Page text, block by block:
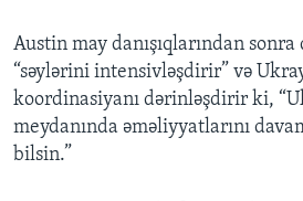
Austin may danışıqlarından
“səylərini intensivləşdirir” və
koordinasiyanı dərinləşdirir ki,
meydanında əməliyyatlarını
bilsin.”